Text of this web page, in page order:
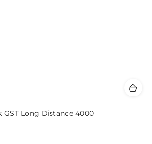
GST Long Distance 4000